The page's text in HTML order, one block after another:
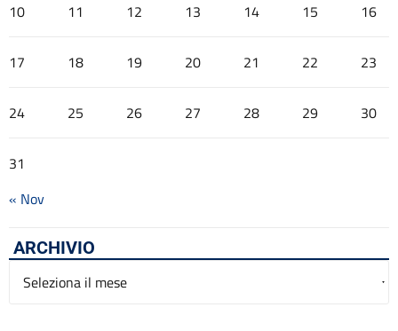
10 11 12 13 14 15 16
17 18 19 20 21 22 23
24 25 26 27 28 29 30
31
« Nov
ARCHIVIO
Archivio